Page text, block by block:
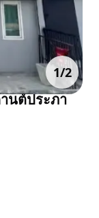
1/2
นต์ประภา